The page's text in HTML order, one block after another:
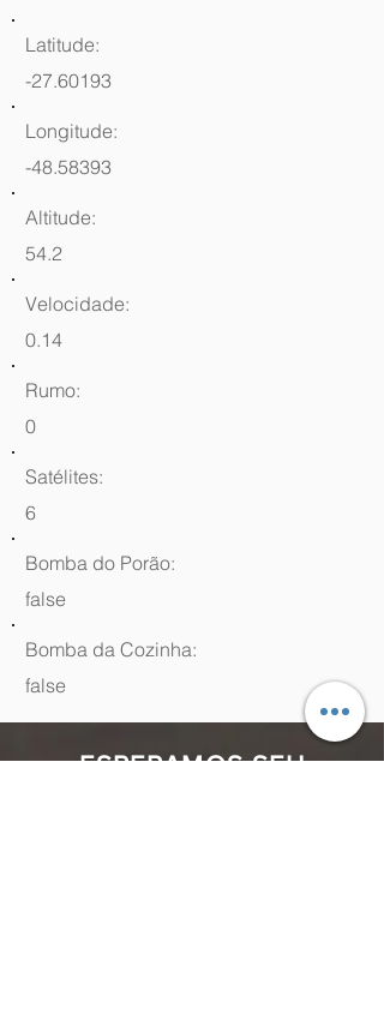
Latitude:
-27.60193
Longitude:
-48.58393
Altitude:
54.2
Velocidade:
0.14
Rumo:
0
Satélites:
6
Bomba do Porão:
false
Bomba da Cozinha:
false
ESPERAMOS SEU